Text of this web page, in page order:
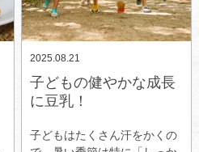
2025.08.21
子どもの健やかな成長
に豆乳！
子どもはたくさん汗をかくの